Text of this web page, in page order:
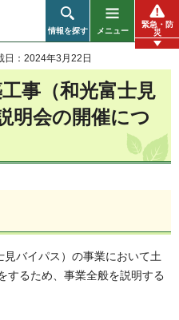
情報を探す メニュー
緊急・防
災
日：2024年3月22日
事（和光富士見
明会の開催につ
バイパス）の事業において土
するため、事業全般を説明する